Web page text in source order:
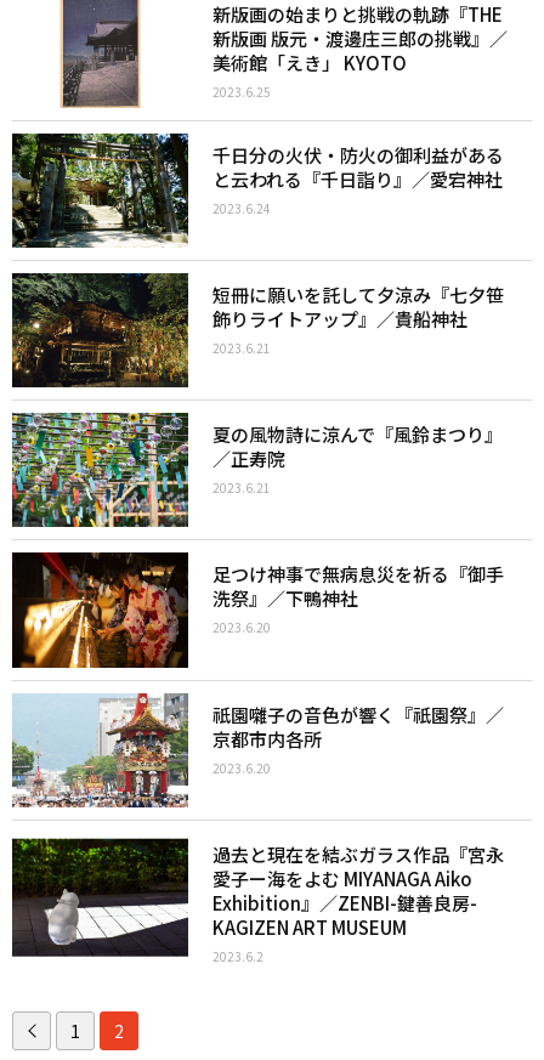
新版画の始まりと挑戦の軌跡『THE
新版画 版元・渡邊庄三郎の挑戦』／
美術館「えき」 KYOTO
2023.6.25
千日分の火伏・防火の御利益がある
と云われる『千日詣り』／愛宕神社
2023.6.24
短冊に願いを託して夕涼み『七夕笹
飾りライトアップ』／貴船神社
2023.6.21
夏の風物詩に涼んで『風鈴まつり』
／正寿院
2023.6.21
足つけ神事で無病息災を祈る『御手
洗祭』／下鴨神社
2023.6.20
祇園囃子の音色が響く『祇園祭』／
京都市内各所
2023.6.20
過去と現在を結ぶガラス作品『宮永
愛子ー海をよむ MIYANAGA Aiko
Exhibition』／ZENBI-鍵善良房-
KAGIZEN ART MUSEUM
2023.6.2
1 2